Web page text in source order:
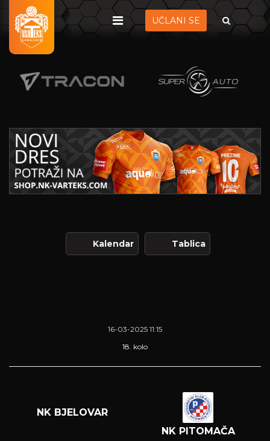
UČLANI SE
Kalendar Tablica
16-03-2025 11:15
18. kolo
NK BJELOVAR
NK PITOMAČA